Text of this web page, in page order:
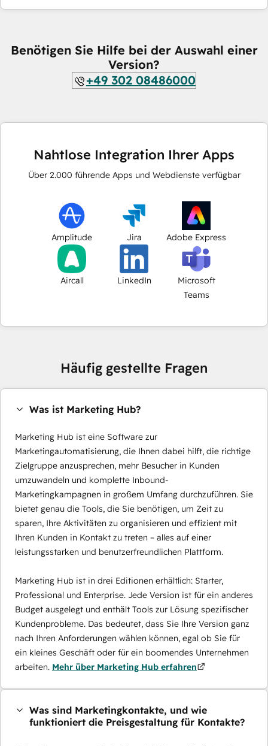
Benötigen Sie Hilfe bei der Auswahl einer
Version?
+49 302 08486000
Nahtlose Integration Ihrer Apps
Über 2.000 führende Apps und Webdienste verfügbar
Amplitude Jira Adobe Express
Aircall LinkedIn
Microsoft
Teams
Häufig gestellte Fragen
Was ist Marketing Hub?
Marketing Hub ist eine Software zur
Marketingautomatisierung, die Ihnen dabei hilft, die richtige
Zielgruppe anzusprechen, mehr Besucher in Kunden
umzuwandeln und komplette Inbound-
Marketingkampagnen in großem Umfang durchzuführen. Sie
bietet genau die Tools, die Sie benötigen, um Zeit zu
sparen, Ihre Aktivitäten zu organisieren und effizient mit
Ihren Kunden in Kontakt zu treten – alles auf einer
leistungsstarken und benutzerfreundlichen Plattform.
Marketing Hub ist in drei Editionen erhältlich: Starter,
Professional und Enterprise. Jede Version ist für ein anderes
Budget ausgelegt und enthält Tools zur Lösung spezifischer
Kundenprobleme. Das bedeutet, dass Sie Ihre Version ganz
nach Ihren Anforderungen wählen können, egal ob Sie für
ein kleines Geschäft oder für ein boomendes Unternehmen
arbeiten. Mehr über Marketing Hub erfahren
Was sind Marketingkontakte, und wie
funktioniert die Preisgestaltung für Kontakte?